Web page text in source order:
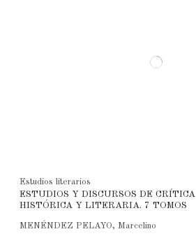
Estudios literarios
ESTUDIOS Y DISCURSOS DE CRÍTICA
HISTÓRICA Y LITERARIA. 7 TOMOS
MENÉNDEZ PELAYO, Marcelino